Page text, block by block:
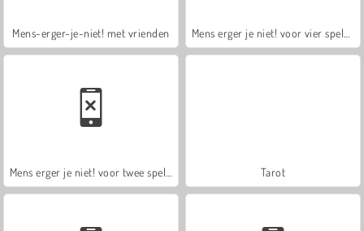
Mens-erger-je-niet! met vrienden
Tarot